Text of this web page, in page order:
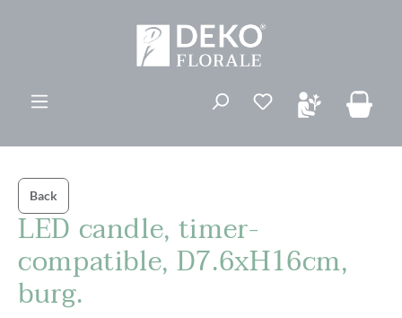
Du har 0
Back
LED candle, timer-
compatible, D7.6xH16cm,
burg.